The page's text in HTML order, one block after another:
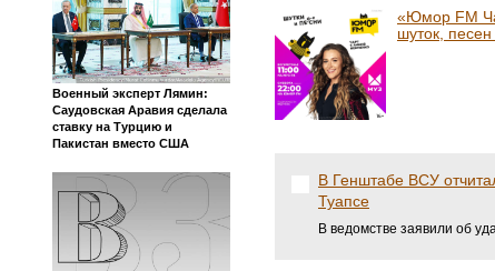
Военный эксперт Лямин:
Саудовская Аравия сделала
ставку на Турцию и
Пакистан вместо США
«Юмор FM
шуток, песен
В Генштабе ВСУ
Туапсе
В ведомстве заявили об